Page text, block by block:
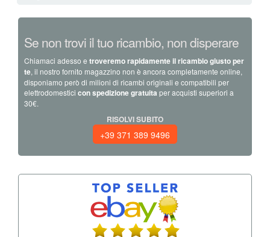
Se non trovi il tuo ricambio, non disperare
Chiamaci adesso e troveremo rapidamente il ricambio giusto per
te, il nostro fornito magazzino non è ancora completamente online,
disponiamo però di milioni di ricambi originali e compatibili per
elettrodomestici con spedizione gratuita per acquisti superiori a
30€.
RISOLVI SUBITO
+39 371 389 9496